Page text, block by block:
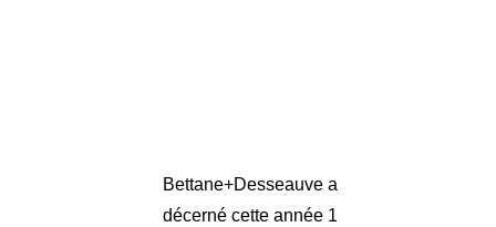
Bettane+Desseauve a
décerné cette année 1